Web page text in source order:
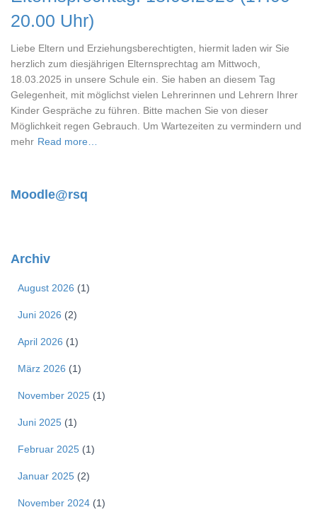
20.00 Uhr)
Liebe Eltern und Erziehungsberechtigten, hiermit laden wir Sie
herzlich zum diesjährigen Elternsprechtag am Mittwoch,
18.03.2025 in unsere Schule ein. Sie haben an diesem Tag
Gelegenheit, mit möglichst vielen Lehrerinnen und Lehrern Ihrer
Kinder Gespräche zu führen. Bitte machen Sie von dieser
Möglichkeit regen Gebrauch. Um Wartezeiten zu vermindern und
mehr Read more…
Moodle@rsq
Archiv
August 2026 (1)
Juni 2026 (2)
April 2026 (1)
März 2026 (1)
November 2025 (1)
Juni 2025 (1)
Februar 2025 (1)
Januar 2025 (2)
November 2024 (1)